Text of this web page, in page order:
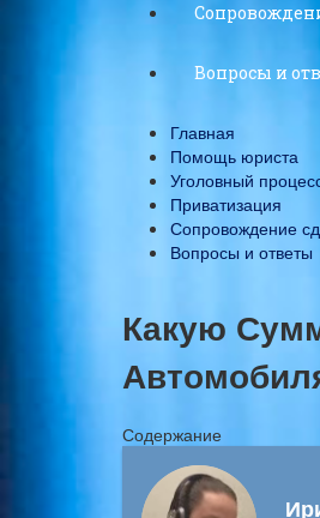
Вопросы и
Главная
Помощь юриста
Уголовный
Приватизация
Сопровождение
Вопросы и ответы
Какую
Содержание